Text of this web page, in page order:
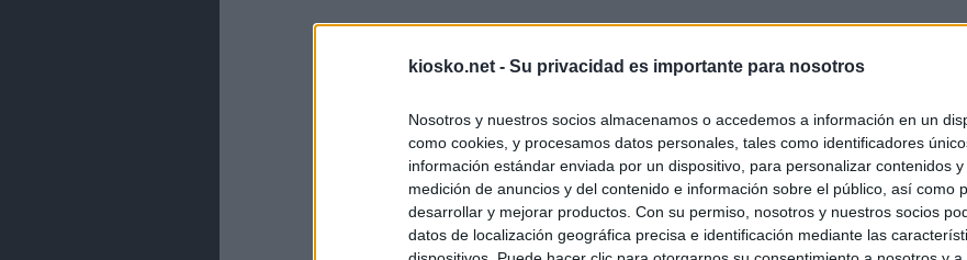
kiosko.net - Su privacidad es importante para nosotros
Nosotros y nuestros socios almacenamos o accedemos a información en un
como cookies, y procesamos datos personales, tales como identificadores
información estándar enviada por un dispositivo, para personalizar contenidos y
medición de anuncios y del contenido e información sobre el público, así como
desarrollar y mejorar productos. Con su permiso, nosotros y nuestros socios
datos de localización geográfica precisa e identificación mediante las